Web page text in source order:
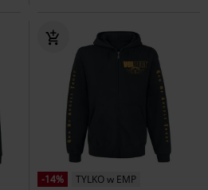
-14%
TYLKO w EMP